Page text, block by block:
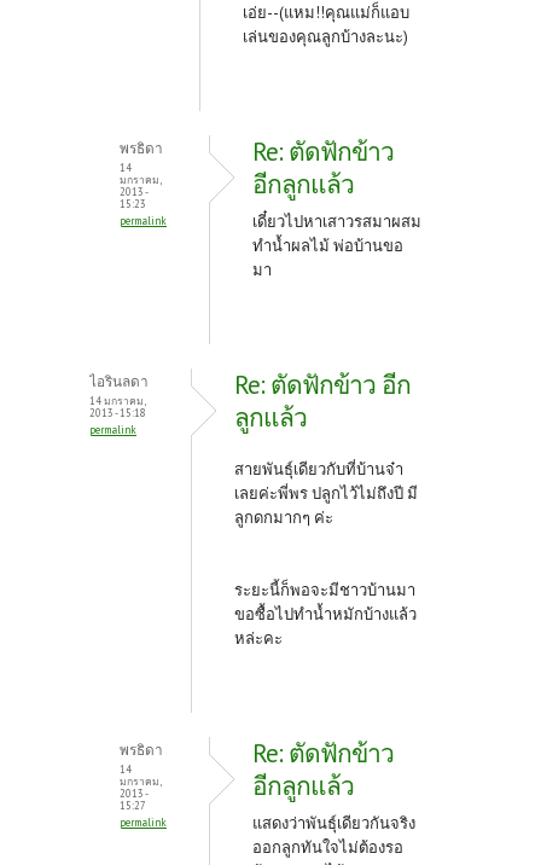
เอ่ย--(แหม!!คุณแม่ก็แอบ
เล่นของคุณลูกบ้างละนะ)
พรธิดา
14
มกราคม,
2013 -
15:23
permalink
Re: ตัดฟักข้าว
อีกลูกแล้ว
เดี๋ยวไปหาเสาวรสมาผสม
ทำน้ำผลไม้ พ่อบ้านขอ
มา
ไอรินลดา
14 มกราคม,
2013 - 15:18
permalink
Re: ตัดฟักข้าว อีก
ลูกแล้ว
สายพันธุ์เดียวกับที่บ้านจ๋า
เลยค่ะพี่พร ปลูกไว้ไม่ถึงปี มี
ลูกดกมากๆ ค่ะ
ระยะนี้ก็พอจะมีชาวบ้านมา
ขอซื้อไปทำน้ำหมักบ้างแล้ว
หล่ะคะ
พรธิดา
14
มกราคม,
2013 -
15:27
permalink
Re: ตัดฟักข้าว
อีกลูกแล้ว
แสดงว่าพันธุ์เดียวกันจริง
ออกลูกทันใจไม่ต้องรอ